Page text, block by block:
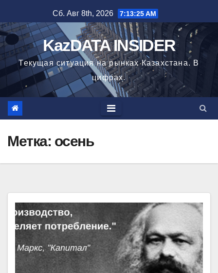
к
содержимому
Сб. Авг 8th, 2026 7:13:26 AM
KazDATA INSIDER
Текущая ситуация на рынках Казахстана. В
цифрах.
Метка: осень